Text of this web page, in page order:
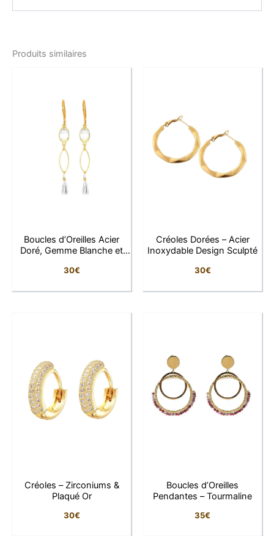
Type : Boucles d’oreilles créoles
Finition : Plaqué or 1 micron
Pierres : Oxyde de zirconium sertis
Fermoir : Tige avec clip sécurisé
Hypoallergéniques – Sans nickel
Pourquoi on les adore :
Parfaites pour illuminer une tenue sobre ou
compléter un look habillé
femmes qui brillent sans effort.
Produits similaires
Boucles d’Oreilles Acier
Doré, Gemme Blanche et
30€
Créoles Dorées – Acier
Inoxydable Design Sculpté
30€
Créoles – Zirconiums &
Plaqué Or
30€
Boucles d’Oreilles
Pendantes – Tourmaline
35€